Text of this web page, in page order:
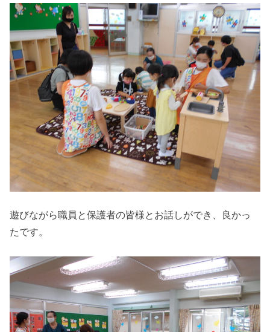
遊びながら職員と保護者の皆様とお話しができ、良かっ
たです。